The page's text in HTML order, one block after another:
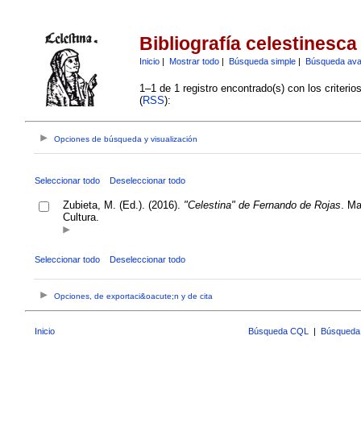
Bibliografía celestinesca
Inicio| Mostrar todo| Búsqueda simple| Búsqueda
1–1 de 1 registro encontrado(s) con los
(RSS):
Opciones de búsqueda y visualización
Seleccionar todo Deseleccionar todo
Zubieta, M. (Ed.). (2016). "Celestina" de Fernando de Rojas .
Cultura.
Seleccionar todo Deseleccionar todo
Opciones, de exportaci&oacute;n y de cita
Inicio Búsqueda CQL |